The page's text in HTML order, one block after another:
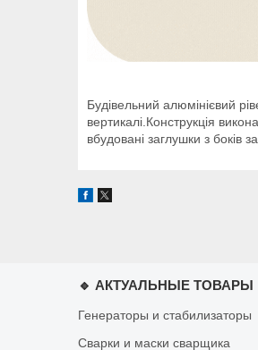
Будівельний алюмінієвий
вертикалі.Конструкція
вбудовані заглушки з
🔹 АКТУАЛЬНЫЕ ТОВАРЫ
Генераторы и стабилизаторы
Сварки и маски сварщика